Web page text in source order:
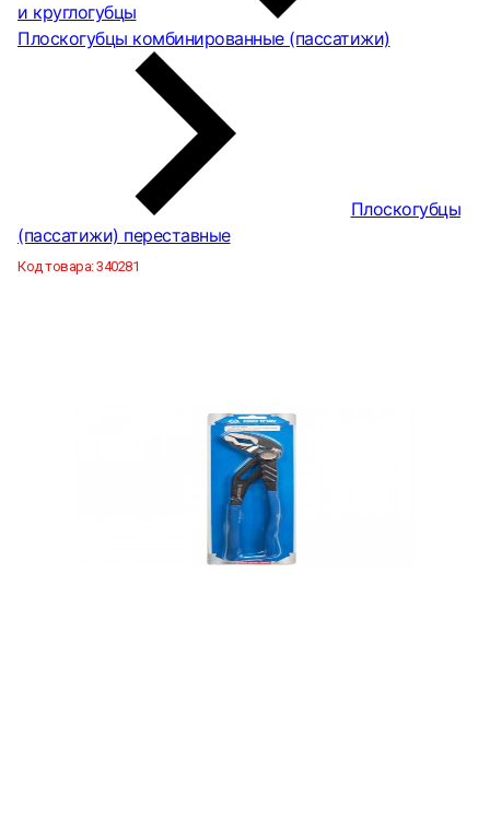
и круглогубцы
Плоскогубцы комбинированные (пассатижи)
Плоскогубцы
(пассатижи) переставные
Код товара:340281